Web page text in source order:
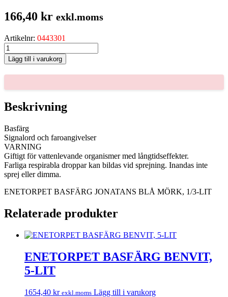
166,40 kr exkl.moms
Artikelnr: 0443301
ENETORPET
BASFÄRG
JONATANS
BLÅ
1/3-
LIT
mängd
Lägg till i varukorg
Beskrivning
Basfärg
Signalord och faroangivelser
VARNING
Giftigt för vattenlevande organismer med långtidseffekter.
Farliga respirabla droppar kan bildas vid sprejning. Inandas inte
sprej eller dimma.
ENETORPET BASFÄRG JONATANS BLÅ MÖRK, 1/3-LIT
Relaterade produkter
ENETORPET BASFÄRG BENVIT,
5-LIT
1654,40 kr exkl.moms Lägg till i varukorg